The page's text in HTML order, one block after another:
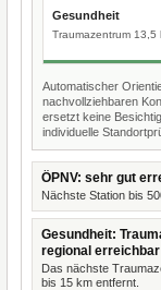
Gesundheit
Traumazentrum 13,5
Automatischer
nachvollziehbaren
ersetzt keine
individuelle
ÖPNV: sehr gut
Nächste Station bis
Gesundheit:
regional erreichbar
Das nächste
bis 15 km entfernt.